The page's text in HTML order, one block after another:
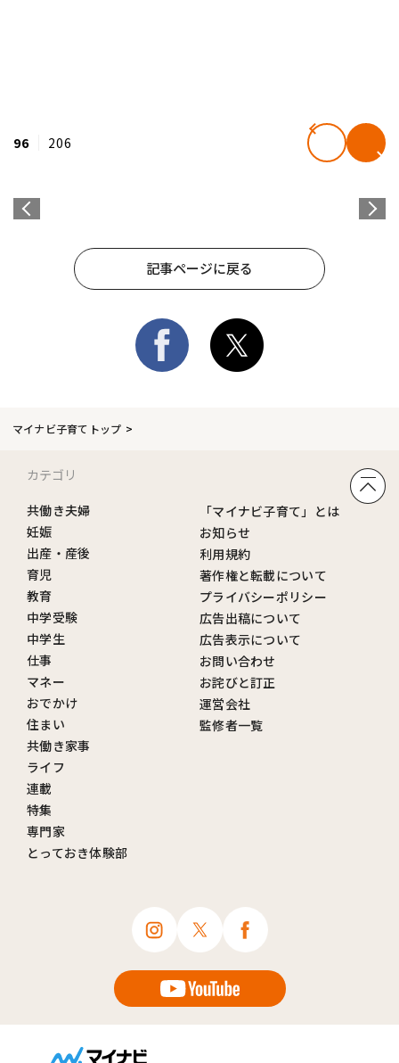
96 206
記事ページに戻る
マイナビ子育てトップ
カテゴリ
共働き夫婦
妊娠
出産・産後
育児
教育
中学受験
中学生
仕事
マネー
おでかけ
住まい
共働き家事
ライフ
連載
特集
専門家
とっておき体験部
「マイナビ子育て」とは
お知らせ
利用規約
著作権と転載について
プライバシーポリシー
広告出稿について
広告表示について
お問い合わせ
お詫びと訂正
運営会社
監修者一覧